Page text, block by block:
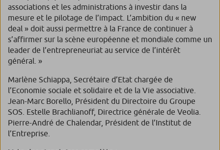
associations et les administrations à investir dans la
mesure et le pilotage de l’impact. L’ambition du « new
deal » doit aussi permettre à la France de continuer à
s’affirmer sur la scène européenne et mondiale comme un
leader de l’entrepreneuriat au service de l’intérêt
général. »
Marlène Schiappa, Secrétaire d’Etat chargée de
l’Economie sociale et solidaire et de la Vie associative.
Jean-Marc Borello, Président du Directoire du Groupe
SOS. Estelle Brachlianoff, Directrice générale de Veolia.
Pierre-André de Chalendar, Président de l’Institut de
l’Entreprise.